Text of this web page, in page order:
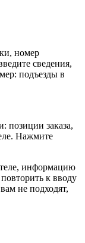
номер
сведения,
подъезды в
позиции заказа,
Нажмите
информацию
к вводу
не подходят,